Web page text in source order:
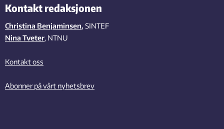
Kontakt redaksjonen
Christina Benjaminsen, SINTEF
Nina Tveter, NTNU
Kontakt oss
Abonner på vårt nyhetsbrev